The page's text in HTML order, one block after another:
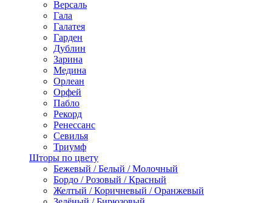
Версаль
Гала
Галатея
Гарден
Дублин
Зарина
Медина
Орлеан
Орфей
Пабло
Рекорд
Ренессанс
Севилья
Триумф
Шторы по цвету
Бежевый / Белый / Молочный
Бордо / Розовый / Красный
Желтый / Коричневый / Оранжевый